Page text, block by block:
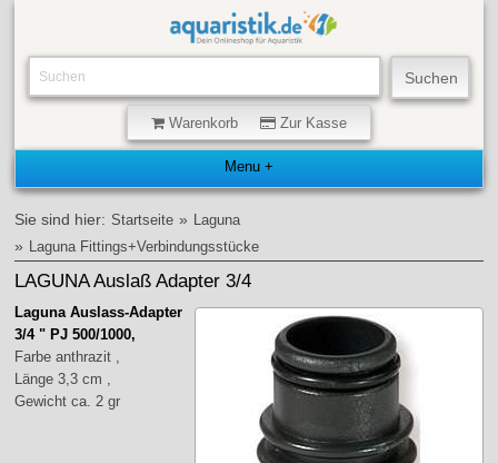
Warenkorb Zur Kasse
Sie sind hier: Startseite » Laguna
» Laguna Fittings+Verbindungsstücke
LAGUNA Auslaß Adapter 3/4
Laguna Auslass-Adapter
3/4 " PJ 500/1000,
Farbe anthrazit ,
Länge 3,3 cm ,
Gewicht ca. 2 gr